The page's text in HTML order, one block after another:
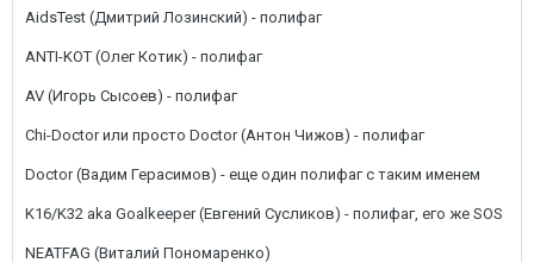
AidsTest (Дмитрий Лозинский) - полифаг
ANTI-KOT (Олег Котик) - полифаг
AV (Игорь Сысоев) - полифаг
Chi-Doctor или просто Doctor (Антон Чижов) - полифаг
Doctor (Вадим Герасимов) - еще один полифаг с таким именем
K16/K32 aka Goalkeeper (Евгений Сусликов) - полифаг, его же SOS
NEATFAG (Виталий Пономаренко)